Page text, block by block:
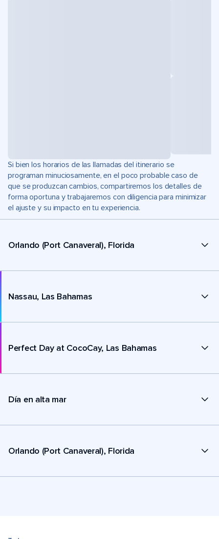
Si bien los horarios de las llamadas del itinerario se
programan minuciosamente, en el poco probable caso de
que se produzcan cambios, compartiremos los detalles de
forma oportuna y trabajaremos con diligencia para minimizar
el ajuste y su impacto en tu experiencia.
Orlando (Port Canaveral), Florida
Nassau, Las Bahamas
Perfect Day at CocoCay, Las Bahamas
Día en alta mar
Orlando (Port Canaveral), Florida